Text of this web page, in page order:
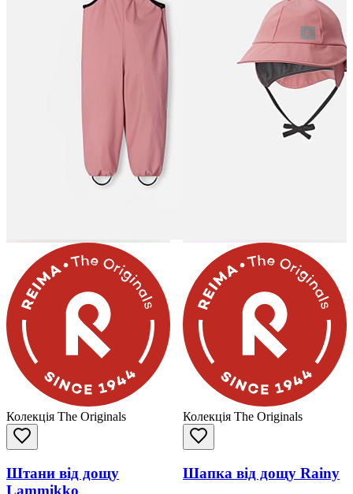
Колекція The Originals
Штани від дощу
Lammikko
Колекція The Originals
Шапка від дощу Rainy